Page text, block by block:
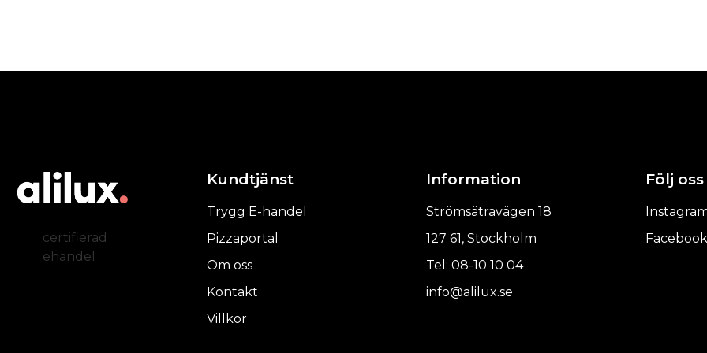
certifierad
ehandel
Kundtjänst
Trygg E-handel
Pizzaportal
Om oss
Kontakt
Villkor
Information
Strömsätravägen 18
127 61, Stockholm
Tel: 08-10 10 04
info@alilux.se
Följ oss
Facebook